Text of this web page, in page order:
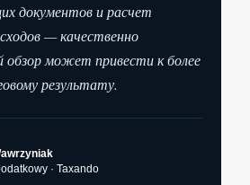
документов и расчет
— качественно
обзор может привести к более
результату.
· Taxando